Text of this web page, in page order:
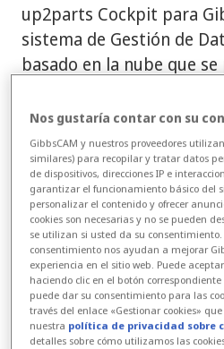
up2parts Cockpit para
sistema de Gestión de
basado en la nube que
gratuitamente como
clientes de GibbsCAM
mantenimiento válido
GibbsCAM.
La suscripción a
cuando finaliza su
mantenimiento.
Para solicitar su cuenta
formulario y envíenoslo.
Nos gustaría contar con su
GibbsCAM y nuestros proveedores
similares) para recopilar y tratar datos
de dispositivos, direcciones IP e
garantizar el funcionamiento básico del
personalizar el contenido y ofrecer
cookies son necesarias y no se pueden
se utilizan si usted da su consentimiento.
consentimiento nos ayudan a mejorar
experiencia en el sitio web. Puede
haciendo clic en el botón
puede dar su consentimiento para las
través del enlace «Gestionar cookies»
nuestra política de privacidad sobre
detalles sobre cómo utilizamos las